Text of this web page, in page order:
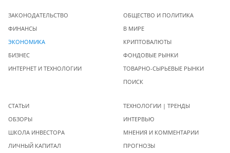
ЗАКОНОДАТЕЛЬСТВО
ФИНАНСЫ
ЭКОНОМИКА
БИЗНЕС
ИНТЕРНЕТ И ТЕХНОЛОГИИ
ОБЩЕСТВО И ПОЛИТИКА
В МИРЕ
КРИПТОВАЛЮТЫ
ФОНДОВЫЕ РЫНКИ
ТОВАРНО-СЫРЬЕВЫЕ РЫНКИ
ПОИСК
СТАТЬИ
ОБЗОРЫ
ШКОЛА ИНВЕСТОРА
ЛИЧНЫЙ КАПИТАЛ
ТЕХНОЛОГИИ | ТРЕНДЫ
ИНТЕРВЬЮ
МНЕНИЯ И КОММЕНТАРИИ
ПРОГНОЗЫ